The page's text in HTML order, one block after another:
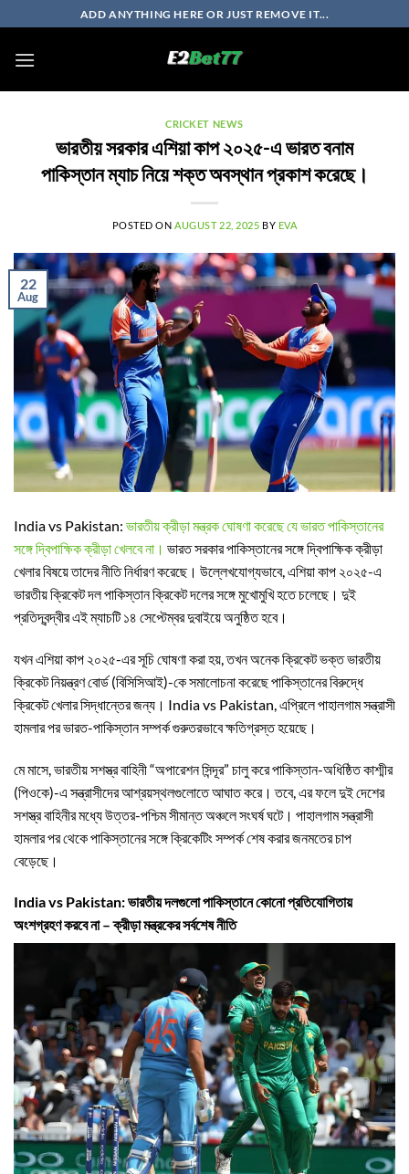
to
content
ADD ANYTHING HERE OR JUST REMOVE IT...
CRICKET NEWS
ভারতীয় সরকার এশিয়া কাপ ২০২৫-এ ভারত বনাম
পাকিস্তান ম্যাচ নিয়ে শক্ত অবস্থান প্রকাশ করেছে।
POSTED ON AUGUST 22, 2025 BY EVA
22
Aug
India vs Pakistan: ভারতীয় ক্রীড়া মন্ত্রক ঘোষণা করেছে যে ভারত পাকিস্তানের
সঙ্গে দ্বিপাক্ষিক ক্রীড়া খেলবে না। ভারত সরকার পাকিস্তানের সঙ্গে দ্বিপাক্ষিক ক্রীড়া
খেলার বিষয়ে তাদের নীতি নির্ধারণ করেছে। উল্লেখযোগ্যভাবে, এশিয়া কাপ ২০২৫-এ
ভারতীয় ক্রিকেট দল পাকিস্তান ক্রিকেট দলের সঙ্গে মুখোমুখি হতে চলেছে। দুই
প্রতিদ্বন্দ্বীর এই ম্যাচটি ১৪ সেপ্টেম্বর দুবাইয়ে অনুষ্ঠিত হবে।
যখন এশিয়া কাপ ২০২৫-এর সূচি ঘোষণা করা হয়, তখন অনেক ক্রিকেট ভক্ত ভারতীয়
ক্রিকেট নিয়ন্ত্রণ বোর্ড (বিসিসিআই)-কে সমালোচনা করেছে পাকিস্তানের বিরুদ্ধে
ক্রিকেট খেলার সিদ্ধান্তের জন্য। India vs Pakistan, এপ্রিলে পাহালগাম সন্ত্রাসী
হামলার পর ভারত-পাকিস্তান সম্পর্ক গুরুতরভাবে ক্ষতিগ্রস্ত হয়েছে।
মে মাসে, ভারতীয় সশস্ত্র বাহিনী “অপারেশন সিন্দূর” চালু করে পাকিস্তান-অধিষ্ঠিত কাশ্মীর
(পিওকে)-এ সন্ত্রাসীদের আশ্রয়স্থলগুলোতে আঘাত করে। তবে, এর ফলে দুই দেশের
সশস্ত্র বাহিনীর মধ্যে উত্তর-পশ্চিম সীমান্ত অঞ্চলে সংঘর্ষ ঘটে। পাহালগাম সন্ত্রাসী
হামলার পর থেকে পাকিস্তানের সঙ্গে ক্রিকেটিং সম্পর্ক শেষ করার জনমতের চাপ
বেড়েছে।
India vs Pakistan: ভারতীয় দলগুলো পাকিস্তানে কোনো প্রতিযোগিতায়
অংশগ্রহণ করবে না – ক্রীড়া মন্ত্রকের সর্বশেষ নীতি